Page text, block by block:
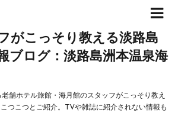
がこっそり教える淡路島
ブログ：淡路島洲本温泉海
舗ホテル旅館・海月館のスタッフがこっそり教え
つこつとご紹介。TVや雑誌に紹介されない情報も